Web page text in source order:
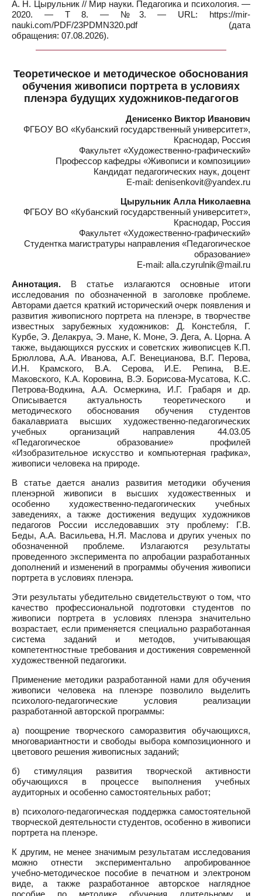
А. Н. Цырульник // Мир науки. Педагогика и психология. —
2020. — Т 8. — №3. — URL: https://mir-
nauki.com/PDF/23PDMN320.pdf (дата
обращения: 07.08.2026).
Теоретическое и методическое обоснования
обучения живописи портрета в условиях
пленэра будущих художников-педагогов
Денисенко Виктор Иванович
ФГБОУ ВО «Кубанский государственный университет»,
Краснодар, Россия
Факультет «Художественно-графический»
Профессор кафедры «Живописи и композиции»
Кандидат педагогических наук, доцент
E-mail: denisenkovit@yandex.ru
Цырульник Алла Николаевна
ФГБОУ ВО «Кубанский государственный университет»,
Краснодар, Россия
Факультет «Художественно-графический»
Студентка магистратуры направления «Педагогическое
образование»
E-mail: alla.czyrulnik@mail.ru
Аннотация. В статье излагаются основные итоги
исследования по обозначенной в заголовке проблеме.
Авторами дается краткий исторический очерк появления и
развития живописного портрета на пленэре, в творчестве
известных зарубежных художников: Д. Констебля, Г.
Курбе, Э. Делакруа, Э. Мане, К. Моне, Э. Дега, А. Цорна. А
также, выдающихся русских и советских живописцев К.П.
Брюллова, А.А. Иванова, А.Г. Венецианова, В.Г. Перова,
И.Н. Крамского, В.А. Серова, И.Е. Репина, В.Е.
Маковского, К.А. Коровина, В.Э. Борисова-Мусатова, К.С.
Петрова-Водкина, А.А. Осмеркина, И.Г. Грабаря и др.
Описывается актуальность теоретического и
методического обоснования обучения студентов
бакалавриата высших художественно-педагогических
учебных организаций направления 44.03.05
«Педагогическое образование» профилей
«Изобразительное искусство и компьютерная графика»,
живописи человека на природе.
В статье дается анализ развития методики обучения
пленэрной живописи в высших художественных и
особенно художественно-педагогических учебных
заведениях, а также достижения ведущих художников
педагогов России исследовавших эту проблему: Г.В.
Беды, А.А. Васильева, Н.Я. Маслова и других ученых по
обозначенной проблеме. Излагаются результаты
проведенного эксперимента по апробации разработанных
дополнений и изменений в программы обучения живописи
портрета в условиях пленэра.
Эти результаты убедительно свидетельствуют о том, что
качество профессиональной подготовки студентов по
живописи портрета в условиях пленэра значительно
возрастает, если применяется специально разработанная
система заданий и методов, учитывающая
компетентностные требования и достижения современной
художественной педагогики.
Применение методики разработанной нами для обучения
живописи человека на пленэре позволило выделить
психолого-педагогические условия реализации
разработанной авторской программы:
а) поощрение творческого саморазвития обучающихся,
многовариантности и свободы выбора композиционного и
цветового решения живописных заданий;
б) стимуляция развития творческой активности
обучающихся в процессе выполнения учебных
аудиторных и особенно самостоятельных работ;
в) психолого-педагогическая поддержка самостоятельной
творческой деятельности студентов, особенно в живописи
портрета на пленэре.
К другим, не менее значимым результатам исследования
можно отнести экспериментально апробированное
учебно-методическое пособие в печатном и электроном
виде, а также разработанное авторское наглядное
пособие по методике обучения длительному и